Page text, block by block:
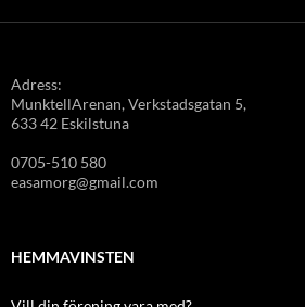
Adress:
MunktellArenan, Verkstadsgatan 5,
633 42 Eskilstuna
0705-510 580
easamorg@gmail.com
HEMMAVINSTEN